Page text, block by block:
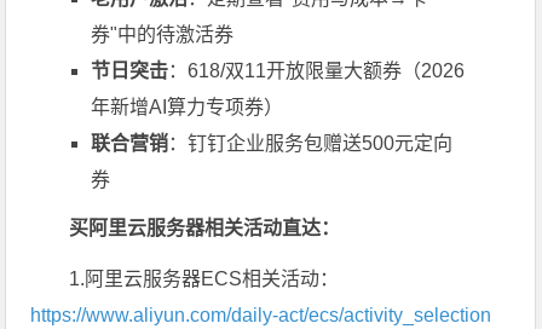
券"中的待激活券
节日突击：618/双11开放限量大额券（2026
年新增AI算力专项券）
联合营销：钉钉企业服务包赠送500元定向
券
买阿里云服务器相关活动直达：
1.阿里云服务器ECS相关活动：
https://www.aliyun.com/daily-act/ecs/activity_selection